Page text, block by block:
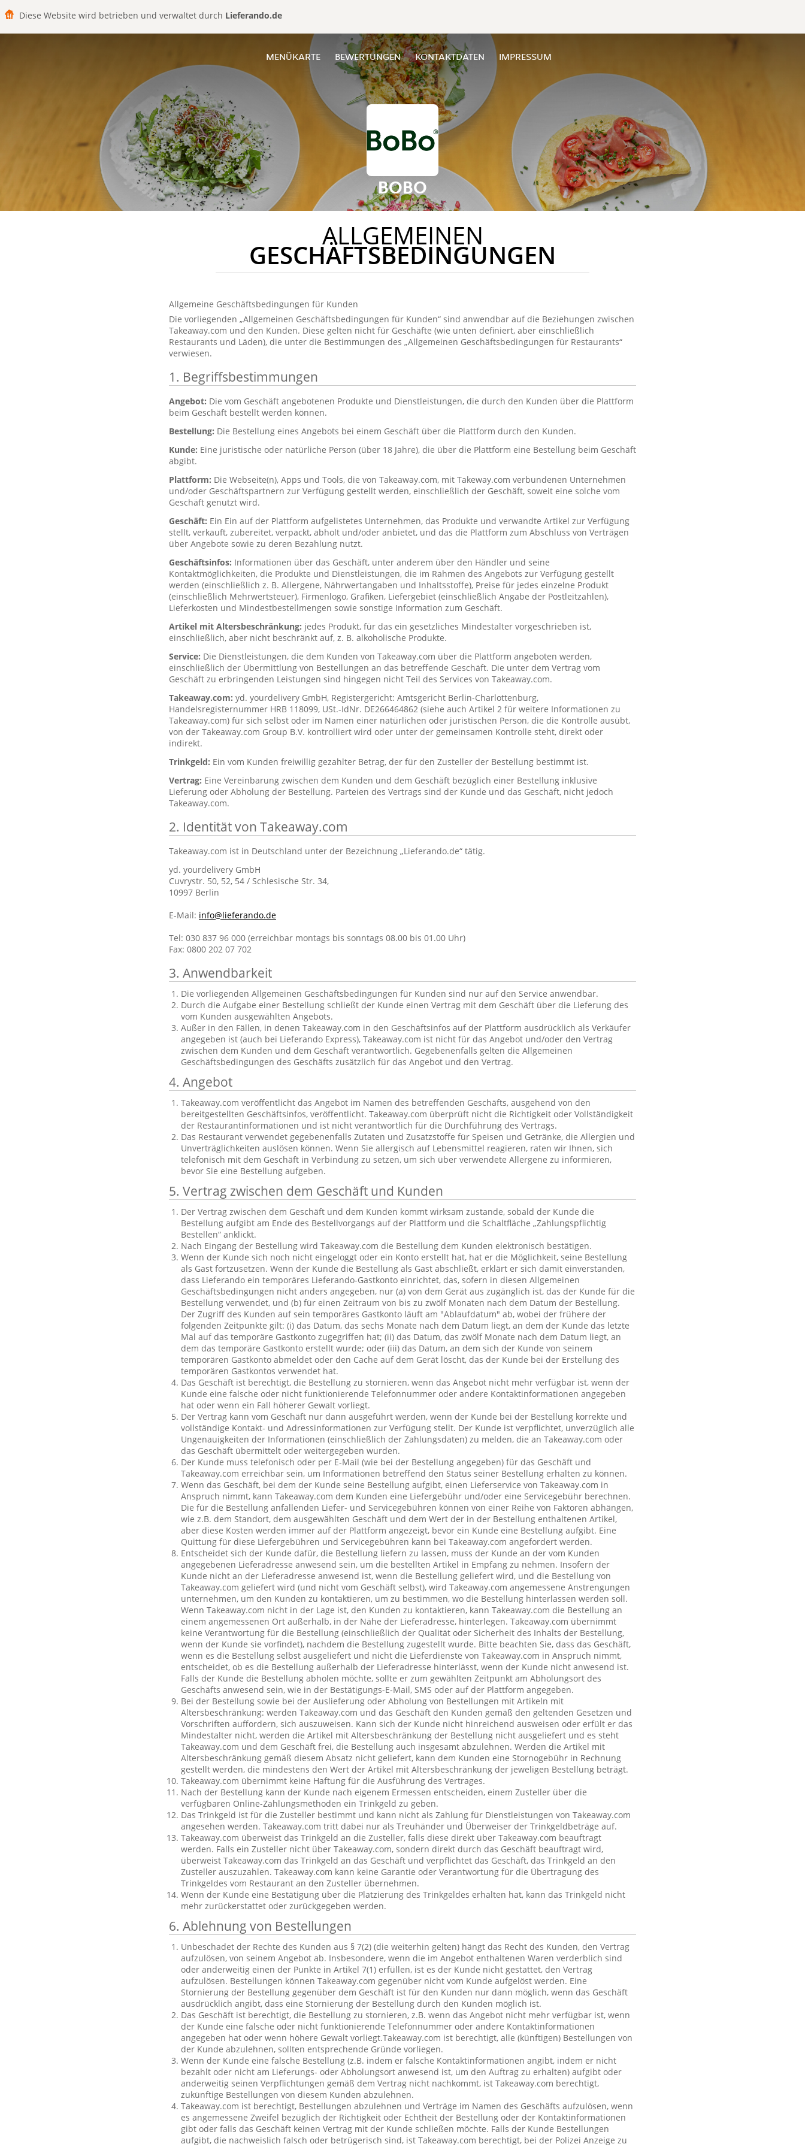
Diese Website wird betrieben und verwaltet durch Lieferando.de
MENÜKARTE BEWERTUNGEN KONTAKTDATEN IMPRESSUM
BOBO
ALLGEMEINEN
GESCHÄFTSBEDINGUNGEN
Allgemeine Geschäftsbedingungen für Kunden
Die vorliegenden „Allgemeinen Geschäftsbedingungen für Kunden“ sind anwendbar auf die Beziehungen zwischen
Takeaway.com und den Kunden. Diese gelten nicht für Geschäfte (wie unten definiert, aber einschließlich
Restaurants und Läden), die unter die Bestimmungen des „Allgemeinen Geschäftsbedingungen für Restaurants“
verwiesen.
1. Begriffsbestimmungen
Angebot: Die vom Geschäft angebotenen Produkte und Dienstleistungen, die durch den Kunden über die Plattform
beim Geschäft bestellt werden können.
Bestellung: Die Bestellung eines Angebots bei einem Geschäft über die Plattform durch den Kunden.
Kunde: Eine juristische oder natürliche Person (über 18 Jahre), die über die Plattform eine Bestellung beim Geschäft
abgibt.
Plattform: Die Webseite(n), Apps und Tools, die von Takeaway.com, mit Takeway.com verbundenen Unternehmen
und/oder Geschäftspartnern zur Verfügung gestellt werden, einschließlich der Geschäft, soweit eine solche vom
Geschäft genutzt wird.
Geschäft: Ein Ein auf der Plattform aufgelistetes Unternehmen, das Produkte und verwandte Artikel zur Verfügung
stellt, verkauft, zubereitet, verpackt, abholt und/oder anbietet, und das die Plattform zum Abschluss von Verträgen
über Angebote sowie zu deren Bezahlung nutzt.
Geschäftsinfos: Informationen über das Geschäft, unter anderem über den Händler und seine
Kontaktmöglichkeiten, die Produkte und Dienstleistungen, die im Rahmen des Angebots zur Verfügung gestellt
werden (einschließlich z. B. Allergene, Nährwertangaben und Inhaltsstoffe), Preise für jedes einzelne Produkt
(einschließlich Mehrwertsteuer), Firmenlogo, Grafiken, Liefergebiet (einschließlich Angabe der Postleitzahlen),
Lieferkosten und Mindestbestellmengen sowie sonstige Information zum Geschäft.
Artikel mit Altersbeschränkung: jedes Produkt, für das ein gesetzliches Mindestalter vorgeschrieben ist,
einschließlich, aber nicht beschränkt auf, z. B. alkoholische Produkte.
Service: Die Dienstleistungen, die dem Kunden von Takeaway.com über die Plattform angeboten werden,
einschließlich der Übermittlung von Bestellungen an das betreffende Geschäft. Die unter dem Vertrag vom
Geschäft zu erbringenden Leistungen sind hingegen nicht Teil des Services von Takeaway.com.
Takeaway.com: yd. yourdelivery GmbH, Registergericht: Amtsgericht Berlin-Charlottenburg,
Handelsregisternummer HRB 118099, USt.-IdNr. DE266464862 (siehe auch Artikel 2 für weitere Informationen zu
Takeaway.com) für sich selbst oder im Namen einer natürlichen oder juristischen Person, die die Kontrolle ausübt,
von der Takeaway.com Group B.V. kontrolliert wird oder unter der gemeinsamen Kontrolle steht, direkt oder
indirekt.
Trinkgeld: Ein vom Kunden freiwillig gezahlter Betrag, der für den Zusteller der Bestellung bestimmt ist.
Vertrag: Eine Vereinbarung zwischen dem Kunden und dem Geschäft bezüglich einer Bestellung inklusive
Lieferung oder Abholung der Bestellung. Parteien des Vertrags sind der Kunde und das Geschäft, nicht jedoch
Takeaway.com.
2. Identität von Takeaway.com
Takeaway.com ist in Deutschland unter der Bezeichnung „Lieferando.de“ tätig.
yd. yourdelivery GmbH
Cuvrystr. 50, 52, 54 / Schlesische Str. 34,
10997 Berlin
E-Mail: info@lieferando.de
Tel: 030 837 96 000 (erreichbar montags bis sonntags 08.00 bis 01.00 Uhr)
Fax: 0800 202 07 702
3. Anwendbarkeit
Die vorliegenden Allgemeinen Geschäftsbedingungen für Kunden sind nur auf den Service anwendbar.
Durch die Aufgabe einer Bestellung schließt der Kunde einen Vertrag mit dem Geschäft über die Lieferung des
vom Kunden ausgewählten Angebots.
Außer in den Fällen, in denen Takeaway.com in den Geschäftsinfos auf der Plattform ausdrücklich als Verkäufer
angegeben ist (auch bei Lieferando Express), Takeaway.com ist nicht für das Angebot und/oder den Vertrag
zwischen dem Kunden und dem Geschäft verantwortlich. Gegebenenfalls gelten die Allgemeinen
Geschäftsbedingungen des Geschäfts zusätzlich für das Angebot und den Vertrag.
4. Angebot
Takeaway.com veröffentlicht das Angebot im Namen des betreffenden Geschäfts, ausgehend von den
bereitgestellten Geschäftsinfos, veröffentlicht. Takeaway.com überprüft nicht die Richtigkeit oder Vollständigkeit
der Restaurantinformationen und ist nicht verantwortlich für die Durchführung des Vertrags.
Das Restaurant verwendet gegebenenfalls Zutaten und Zusatzstoffe für Speisen und Getränke, die Allergien und
Unverträglichkeiten auslösen können. Wenn Sie allergisch auf Lebensmittel reagieren, raten wir Ihnen, sich
telefonisch mit dem Geschäft in Verbindung zu setzen, um sich über verwendete Allergene zu informieren,
bevor Sie eine Bestellung aufgeben.
5. Vertrag zwischen dem Geschäft und Kunden
Der Vertrag zwischen dem Geschäft und dem Kunden kommt wirksam zustande, sobald der Kunde die
Bestellung aufgibt am Ende des Bestellvorgangs auf der Plattform und die Schaltfläche „Zahlungspflichtig
Bestellen“ anklickt.
Nach Eingang der Bestellung wird Takeaway.com die Bestellung dem Kunden elektronisch bestätigen.
Wenn der Kunde sich noch nicht eingeloggt oder ein Konto erstellt hat, hat er die Möglichkeit, seine Bestellung
als Gast fortzusetzen. Wenn der Kunde die Bestellung als Gast abschließt, erklärt er sich damit einverstanden,
dass Lieferando ein temporäres Lieferando-Gastkonto einrichtet, das, sofern in diesen Allgemeinen
Geschäftsbedingungen nicht anders angegeben, nur (a) von dem Gerät aus zugänglich ist, das der Kunde für die
Bestellung verwendet, und (b) für einen Zeitraum von bis zu zwölf Monaten nach dem Datum der Bestellung.
Der Zugriff des Kunden auf sein temporäres Gastkonto läuft am "Ablaufdatum" ab, wobei der frühere der
folgenden Zeitpunkte gilt: (i) das Datum, das sechs Monate nach dem Datum liegt, an dem der Kunde das letzte
Mal auf das temporäre Gastkonto zugegriffen hat; (ii) das Datum, das zwölf Monate nach dem Datum liegt, an
dem das temporäre Gastkonto erstellt wurde; oder (iii) das Datum, an dem sich der Kunde von seinem
temporären Gastkonto abmeldet oder den Cache auf dem Gerät löscht, das der Kunde bei der Erstellung des
temporären Gastkontos verwendet hat.
Das Geschäft ist berechtigt, die Bestellung zu stornieren, wenn das Angebot nicht mehr verfügbar ist, wenn der
Kunde eine falsche oder nicht funktionierende Telefonnummer oder andere Kontaktinformationen angegeben
hat oder wenn ein Fall höherer Gewalt vorliegt.
Der Vertrag kann vom Geschäft nur dann ausgeführt werden, wenn der Kunde bei der Bestellung korrekte und
vollständige Kontakt- und Adressinformationen zur Verfügung stellt. Der Kunde ist verpflichtet, unverzüglich alle
Ungenauigkeiten der Informationen (einschließlich der Zahlungsdaten) zu melden, die an Takeaway.com oder
das Geschäft übermittelt oder weitergegeben wurden.
Der Kunde muss telefonisch oder per E-Mail (wie bei der Bestellung angegeben) für das Geschäft und
Takeaway.com erreichbar sein, um Informationen betreffend den Status seiner Bestellung erhalten zu können.
Wenn das Geschäft, bei dem der Kunde seine Bestellung aufgibt, einen Lieferservice von Takeaway.com in
Anspruch nimmt, kann Takeaway.com dem Kunden eine Liefergebühr und/oder eine Servicegebühr berechnen.
Die für die Bestellung anfallenden Liefer- und Servicegebühren können von einer Reihe von Faktoren abhängen,
wie z.B. dem Standort, dem ausgewählten Geschäft und dem Wert der in der Bestellung enthaltenen Artikel,
aber diese Kosten werden immer auf der Plattform angezeigt, bevor ein Kunde eine Bestellung aufgibt. Eine
Quittung für diese Liefergebühren und Servicegebühren kann bei Takeaway.com angefordert werden.
Entscheidet sich der Kunde dafür, die Bestellung liefern zu lassen, muss der Kunde an der vom Kunden
angegebenen Lieferadresse anwesend sein, um die bestellten Artikel in Empfang zu nehmen. Insofern der
Kunde nicht an der Lieferadresse anwesend ist, wenn die Bestellung geliefert wird, und die Bestellung von
Takeaway.com geliefert wird (und nicht vom Geschäft selbst), wird Takeaway.com angemessene Anstrengungen
unternehmen, um den Kunden zu kontaktieren, um zu bestimmen, wo die Bestellung hinterlassen werden soll.
Wenn Takeaway.com nicht in der Lage ist, den Kunden zu kontaktieren, kann Takeaway.com die Bestellung an
einem angemessenen Ort außerhalb, in der Nähe der Lieferadresse, hinterlegen. Takeaway.com übernimmt
keine Verantwortung für die Bestellung (einschließlich der Qualität oder Sicherheit des Inhalts der Bestellung,
wenn der Kunde sie vorfindet), nachdem die Bestellung zugestellt wurde. Bitte beachten Sie, dass das Geschäft,
wenn es die Bestellung selbst ausgeliefert und nicht die Lieferdienste von Takeaway.com in Anspruch nimmt,
entscheidet, ob es die Bestellung außerhalb der Lieferadresse hinterlässt, wenn der Kunde nicht anwesend ist.
Falls der Kunde die Bestellung abholen möchte, sollte er zum gewählten Zeitpunkt am Abholungsort des
Geschäfts anwesend sein, wie in der Bestätigungs-E-Mail, SMS oder auf der Plattform angegeben.
Bei der Bestellung sowie bei der Auslieferung oder Abholung von Bestellungen mit Artikeln mit
Altersbeschränkung: werden Takeaway.com und das Geschäft den Kunden gemäß den geltenden Gesetzen und
Vorschriften auffordern, sich auszuweisen. Kann sich der Kunde nicht hinreichend ausweisen oder erfült er das
Mindestalter nicht, werden die Artikel mit Altersbeschränkung der Bestellung nicht ausgeliefert und es steht
Takeaway.com und dem Geschäft frei, die Bestellung auch insgesamt abzulehnen. Werden die Artikel mit
Altersbeschränkung gemäß diesem Absatz nicht geliefert, kann dem Kunden eine Stornogebühr in Rechnung
gestellt werden, die mindestens den Wert der Artikel mit Altersbeschränkung der jeweligen Bestellung beträgt.
Takeaway.com übernimmt keine Haftung für die Ausführung des Vertrages.
Nach der Bestellung kann der Kunde nach eigenem Ermessen entscheiden, einem Zusteller über die
verfügbaren Online-Zahlungsmethoden ein Trinkgeld zu geben.
Das Trinkgeld ist für die Zusteller bestimmt und kann nicht als Zahlung für Dienstleistungen von Takeaway.com
angesehen werden. Takeaway.com tritt dabei nur als Treuhänder und Überweiser der Trinkgeldbeträge auf.
Takeaway.com überweist das Trinkgeld an die Zusteller, falls diese direkt über Takeaway.com beauftragt
werden. Falls ein Zusteller nicht über Takeaway.com, sondern direkt durch das Geschäft beauftragt wird,
überweist Takeaway.com das Trinkgeld an das Geschäft und verpflichtet das Geschäft, das Trinkgeld an den
Zusteller auszuzahlen. Takeaway.com kann keine Garantie oder Verantwortung für die Übertragung des
Trinkgeldes vom Restaurant an den Zusteller übernehmen.
Wenn der Kunde eine Bestätigung über die Platzierung des Trinkgeldes erhalten hat, kann das Trinkgeld nicht
mehr zurückerstattet oder zurückgegeben werden.
6. Ablehnung von Bestellungen
Unbeschadet der Rechte des Kunden aus § 7(2) (die weiterhin gelten) hängt das Recht des Kunden, den Vertrag
aufzulösen, von seinem Angebot ab. Insbesondere, wenn die im Angebot enthaltenen Waren verderblich sind
oder anderweitig einen der Punkte in Artikel 7(1) erfüllen, ist es der Kunde nicht gestattet, den Vertrag
aufzulösen. Bestellungen können Takeaway.com gegenüber nicht vom Kunde aufgelöst werden. Eine
Stornierung der Bestellung gegenüber dem Geschäft ist für den Kunden nur dann möglich, wenn das Geschäft
ausdrücklich angibt, dass eine Stornierung der Bestellung durch den Kunden möglich ist.
Das Geschäft ist berechtigt, die Bestellung zu stornieren, z.B. wenn das Angebot nicht mehr verfügbar ist, wenn
der Kunde eine falsche oder nicht funktionierende Telefonnummer oder andere Kontaktinformationen
angegeben hat oder wenn höhere Gewalt vorliegt.Takeaway.com ist berechtigt, alle (künftigen) Bestellungen von
der Kunde abzulehnen, sollten entsprechende Gründe vorliegen.
Wenn der Kunde eine falsche Bestellung (z.B. indem er falsche Kontaktinformationen angibt, indem er nicht
bezahlt oder nicht am Lieferungs- oder Abholungsort anwesend ist, um den Auftrag zu erhalten) aufgibt oder
anderweitig seinen Verpflichtungen gemäß dem Vertrag nicht nachkommt, ist Takeaway.com berechtigt,
zukünftige Bestellungen von diesem Kunden abzulehnen.
Takeaway.com ist berechtigt, Bestellungen abzulehnen und Verträge im Namen des Geschäfts aufzulösen, wenn
es angemessene Zweifel bezüglich der Richtigkeit oder Echtheit der Bestellung oder der Kontaktinformationen
gibt oder falls das Geschäft keinen Vertrag mit der Kunde schließen möchte. Falls der Kunde Bestellungen
aufgibt, die nachweislich falsch oder betrügerisch sind, ist Takeaway.com berechtigt, bei der Polizei Anzeige zu